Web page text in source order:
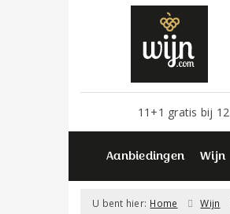
11+1 gratis bij
Aanbiedingen Wijn
U bent hier: Home Wijn